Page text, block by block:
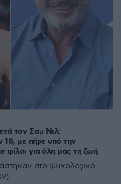
τον Σαμ Νιλ:
18, με πήρε υπό την
φίλοι για όλη μας τη ζωή
στο ψυχολογικό